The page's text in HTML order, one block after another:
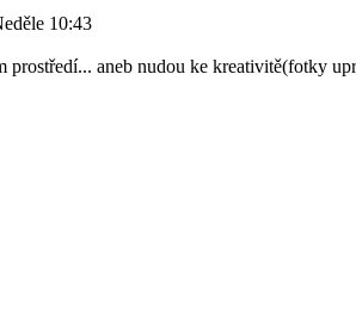
10:43
prostředí... aneb nudou ke kreativitě(fotky